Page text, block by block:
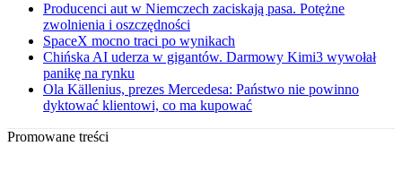
Producenci aut w Niemczech zaciskają pasa. Potężne
zwolnienia i oszczędności
SpaceX mocno traci po wynikach
Chińska AI uderza w gigantów. Darmowy Kimi3 wywołał
panikę na rynku
Ola Källenius, prezes Mercedesa: Państwo nie powinno
dyktować klientowi, co ma kupować
Promowane treści